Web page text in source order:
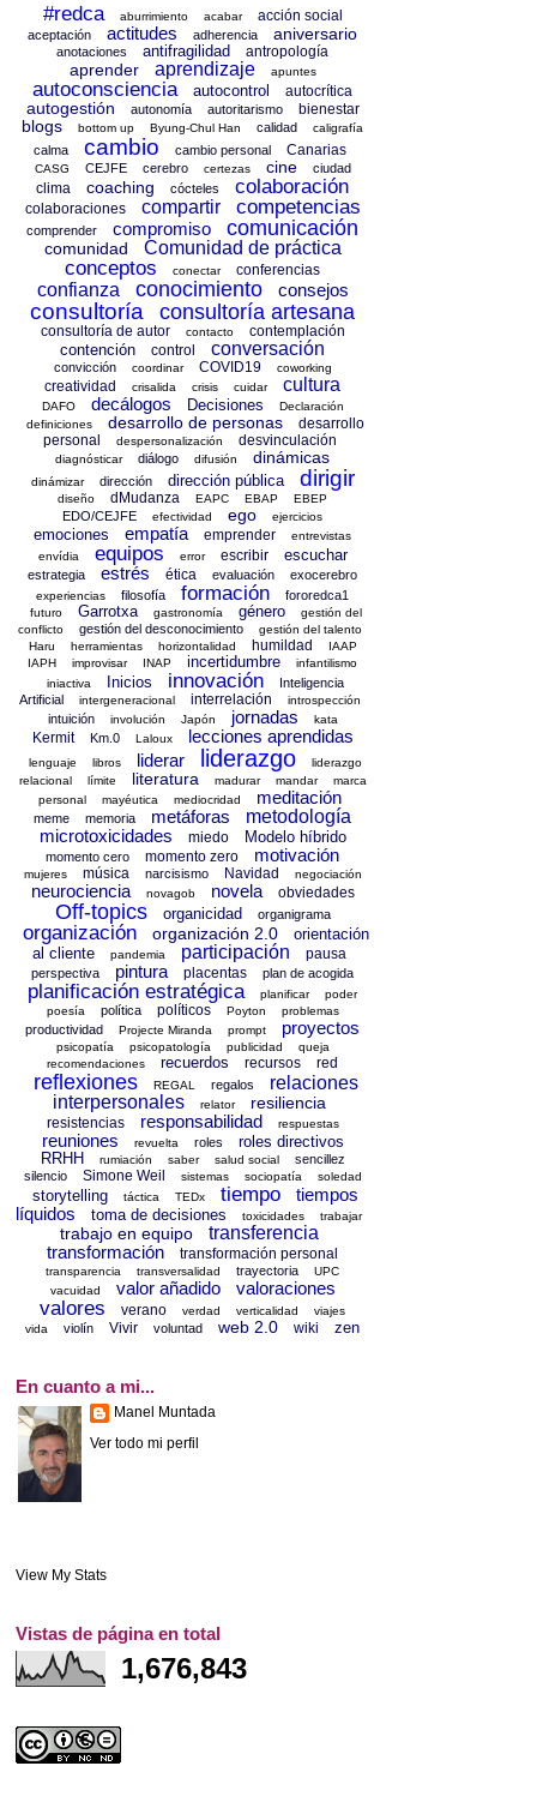
#redca aburrimiento acabar acción social
aceptación actitudes adherencia aniversario
anotaciones antifragilidad antropología
aprender aprendizaje apuntes
autoconsciencia autocontrol autocrítica
autogestión autonomía autoritarismo bienestar
blogs bottom up Byung-Chul Han calidad caligrafía
calma cambio cambio personal Canarias
CASG CEJFE cerebro certezas cine ciudad
clima coaching cócteles colaboración
colaboraciones compartir competencias
comprender compromiso comunicación
comunidad Comunidad de práctica
conceptos conectar conferencias
confianza conocimiento consejos
consultoría consultoría artesana
consultoría de autor contacto contemplación
contención control conversación
convicción coordinar COVID19 coworking
creatividad crisalida crisis cuidar cultura
DAFO decálogos Decisiones
Declaración
definiciones
desarrollo de personas
desarrollo
personal
despersonalización desvinculación
diagnósticar diálogo difusión dinámicas
dinámizar dirección dirección pública dirigir
diseño dMudanza EAPC EBAP EBEP
EDO/CEJFE efectividad ego ejercicios
emociones empatía emprender
entrevistas
envídia
equipos error escribir escuchar
estrategia estrés ética evaluación exocerebro
experiencias filosofía formación fororedca1
futuro Garrotxa gastronomía género
gestión del
conflicto
gestión del desconocimiento
gestión del talento
Haru
herramientas horizontalidad humildad
IAAP
IAPH
improvisar INAP incertidumbre
infantilismo
iniactiva
Inicios innovación
Inteligencia
Artificial
intergeneracional interrelación introspección
intuición involución Japón jornadas kata
Kermit Km.0 Laloux lecciones aprendidas
lenguaje libros liderar liderazgo
liderazgo
relacional
límite literatura madurar mandar
marca
personal
mayéutica mediocridad meditación
meme memoria metáforas
metodología
microtoxicidades
miedo Modelo híbrido
momento cero momento zero motivación
mujeres música narcisismo Navidad negociación
neurociencia novagob novela obviedades
Off-topics organicidad organigrama
organización organización 2.0
orientación
al cliente
pandemia participación pausa
perspectiva pintura placentas plan de acogida
planificación estratégica planificar
poder
poesía
política políticos Poyton problemas
productividad Projecte Miranda prompt proyectos
psicopatía psicopatología publicidad
queja
recomendaciones
recuerdos recursos red
reflexiones REGAL regalos
relaciones
interpersonales
relator resiliencia
resistencias responsabilidad respuestas
reuniones revuelta roles
roles directivos
RRHH
rumiación saber salud social
sencillez
silencio
Simone Weil sistemas sociopatía soledad
storytelling táctica TEDx tiempo
tiempos
líquidos
toma de decisiones toxicidades trabajar
trabajo en equipo
transferencia
transformación
transformación personal
transparencia transversalidad trayectoria
UPC
vacuidad
valor añadido valoraciones
valores verano verdad verticalidad
viajes
vida
violín Vivir voluntad web 2.0 wiki zen
En cuanto a mi...
Manel Muntada
Ver todo mi perfil
View My Stats
Vistas de página en total
1,676,843